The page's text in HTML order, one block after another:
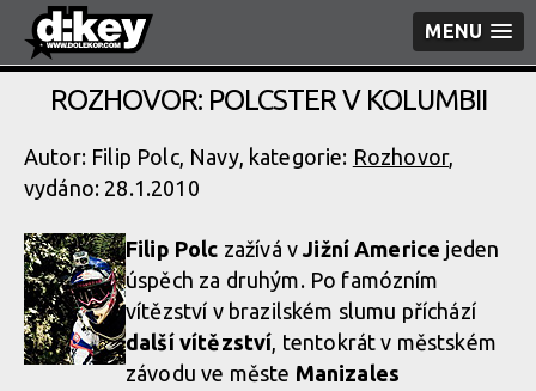
MENU
ROZHOVOR: POLCSTER V KOLUMBII
Autor: Filip Polc, Navy, kategorie: Rozhovor,
vydáno: 28.1.2010
Filip Polc zažívá vJižní Americe jeden
úspěch za druhým. Po famózním
vítězství v brazilském slumu příchází
další vítězství, tentokrát v městském
závodu ve měste Manizales